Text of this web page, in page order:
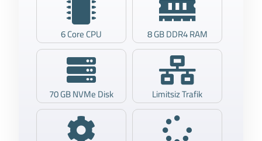
6 Core CPU 8 GB DDR4 RAM
70 GB NVMe Disk Limitsiz Trafik